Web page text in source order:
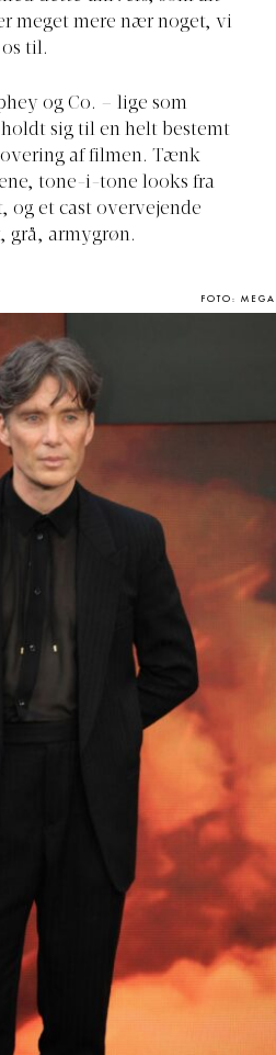
meget mere nær noget, vi
til.
og Co. – lige som
holdt sig til en helt bestemt
af filmen. Tænk
tone-i-tone looks fra
og et cast overvejende
grå, armygrøn.
FOTO: MEGA